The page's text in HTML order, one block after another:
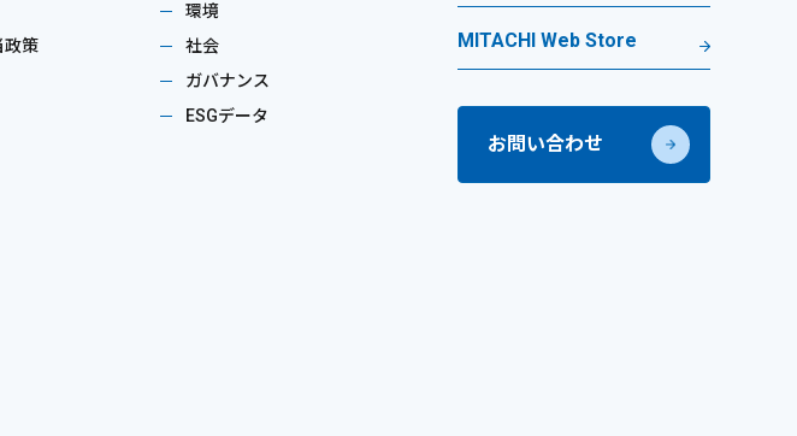
政策
環境
社会
ガバナンス
ESGデータ
MITACHI Web Store
お問い合わせ